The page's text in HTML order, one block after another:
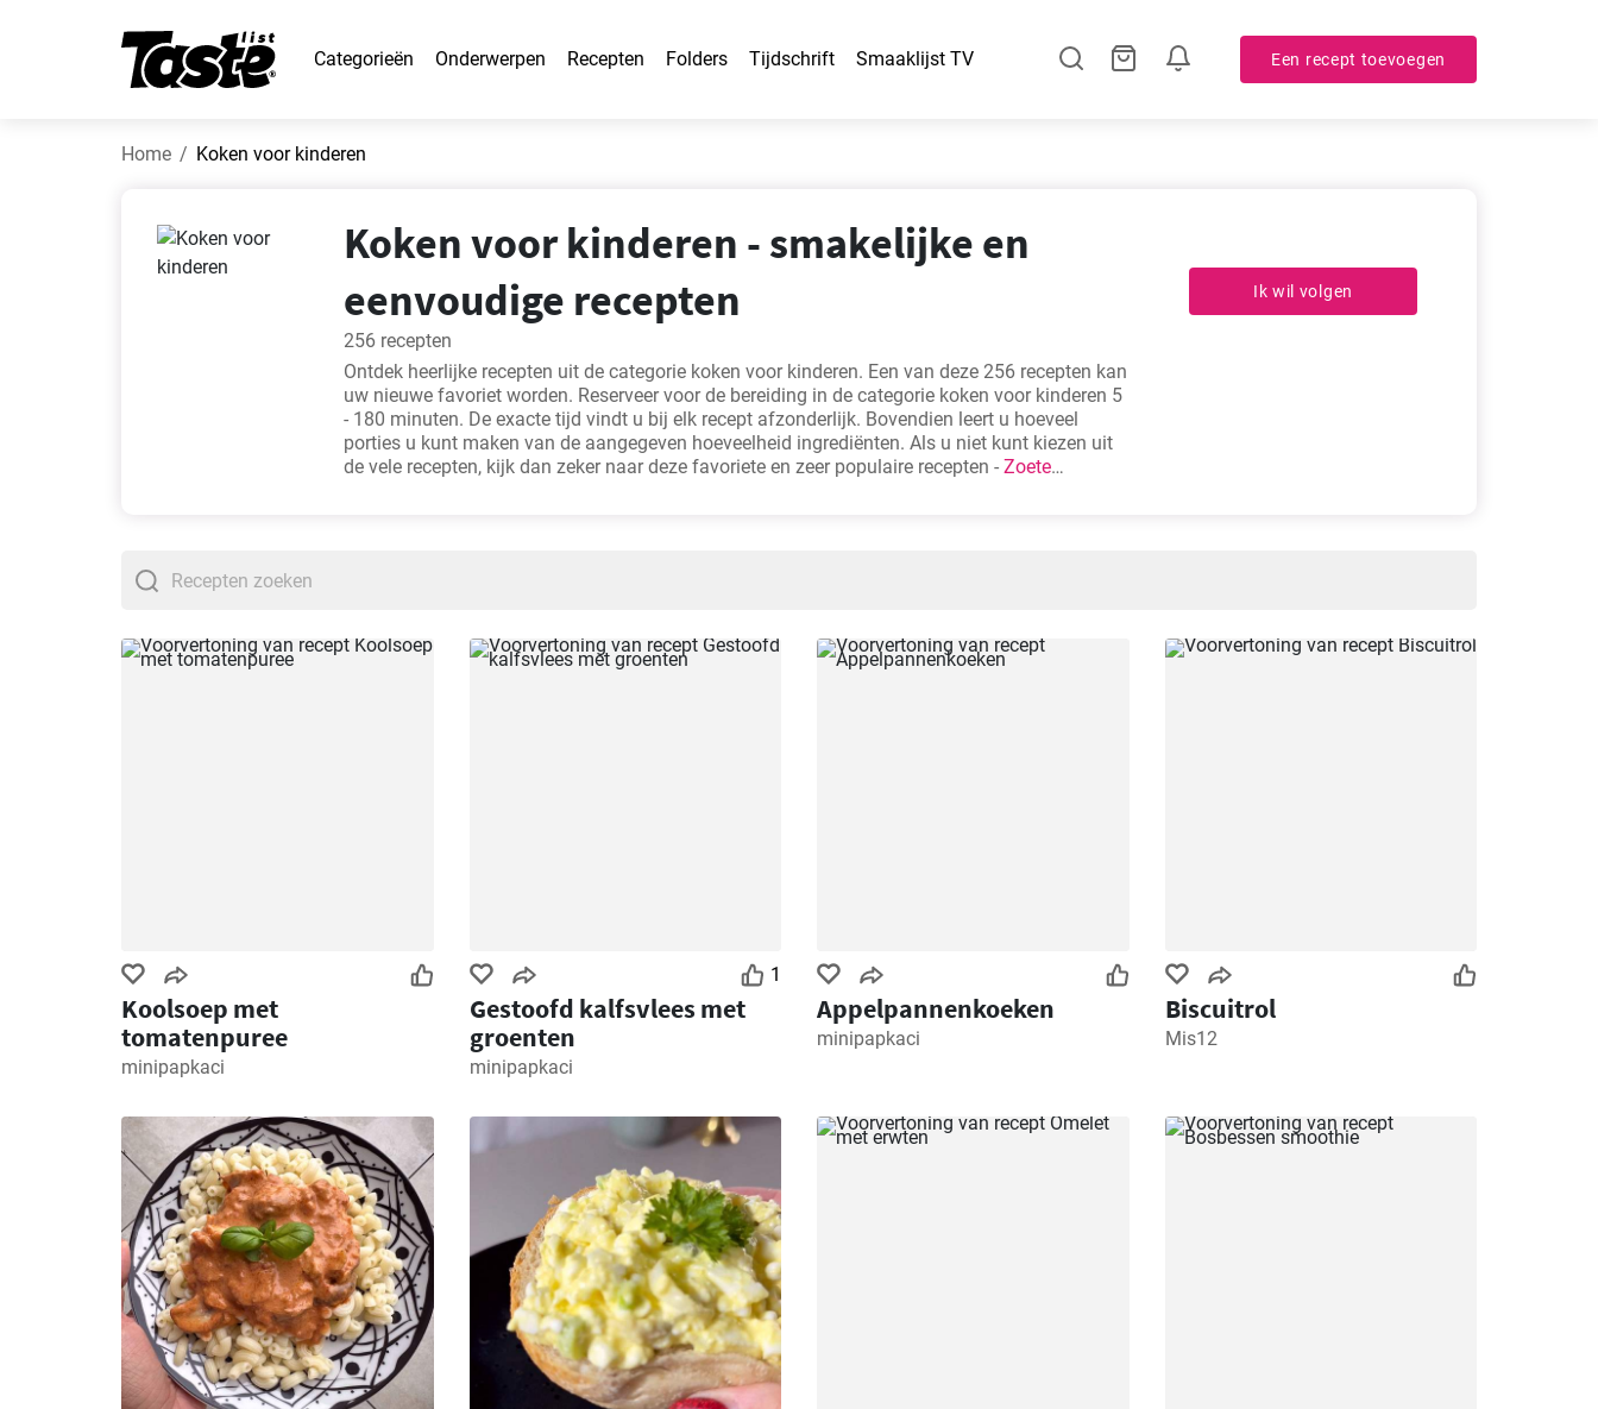
Categorieën Onderwerpen Recepten Folders Tijdschrift Smaaklijst TV Een recept toevoegen
Home Koken voor kinderen
Koken voor kinderen - smakelijke en
eenvoudige recepten
256 recepten
Ontdek heerlijke recepten uit de categorie koken voor kinderen. Een van deze 256 recepten kan
uw nieuwe favoriet worden. Reserveer voor de bereiding in de categorie koken voor kinderen 5
- 180 minuten. De exacte tijd vindt u bij elk recept afzonderlijk. Bovendien leert u hoeveel
porties u kunt maken van de aangegeven hoeveelheid ingrediënten. Als u niet kunt kiezen uit
de vele recepten, kijk dan zeker naar deze favoriete en zeer populaire recepten - Zoete
Ik wil volgen
Koolsoep met
tomatenpuree
minipapkaci
1
Gestoofd kalfsvlees met
groenten
minipapkaci
Appelpannenkoeken
minipapkaci
Biscuitrol
Mis12